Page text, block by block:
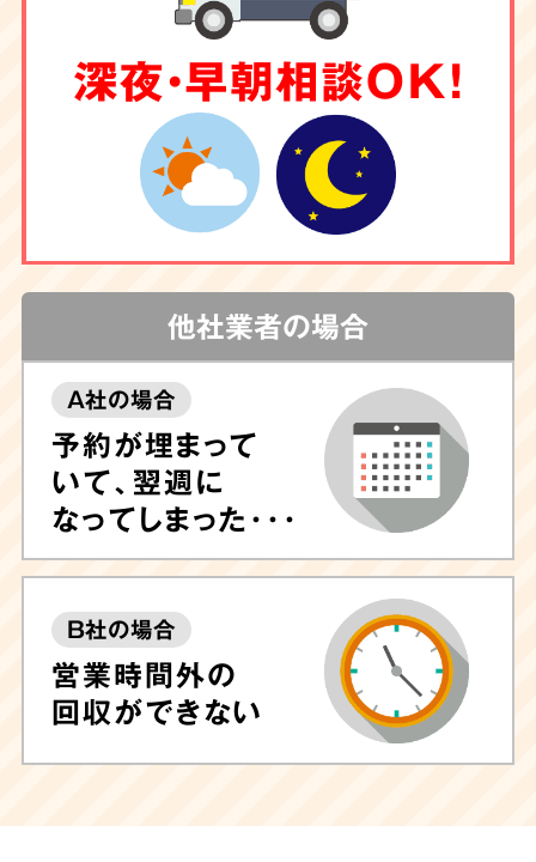
除菌・消臭・ハウス
クリーニングもお任せ
害虫駆除
しつこい汚れや臭いが気になる場合は清掃後に
除菌や脱臭、ハウスクリーニングも可能ですの
で、ぜひお任せ下さい。
専門的なノウハウに長
けたプロのスタッフが専門機器・特殊洗剤を用
いて迅速に対応いたします。
深夜・早朝相談OK！
他社業者の場合
A社の場合
予約が埋まって
いて、翌週に
なってしまった･･･
B社の場合
営業時間外の
回収ができない